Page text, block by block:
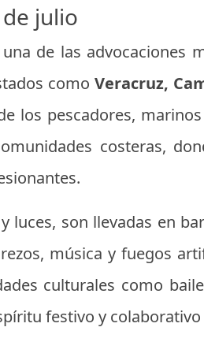
julio
de las advocaciones
como Veracruz,
los pescadores,
costeras,
luces, son llevadas en
música y fuegos
culturales como
festivo y